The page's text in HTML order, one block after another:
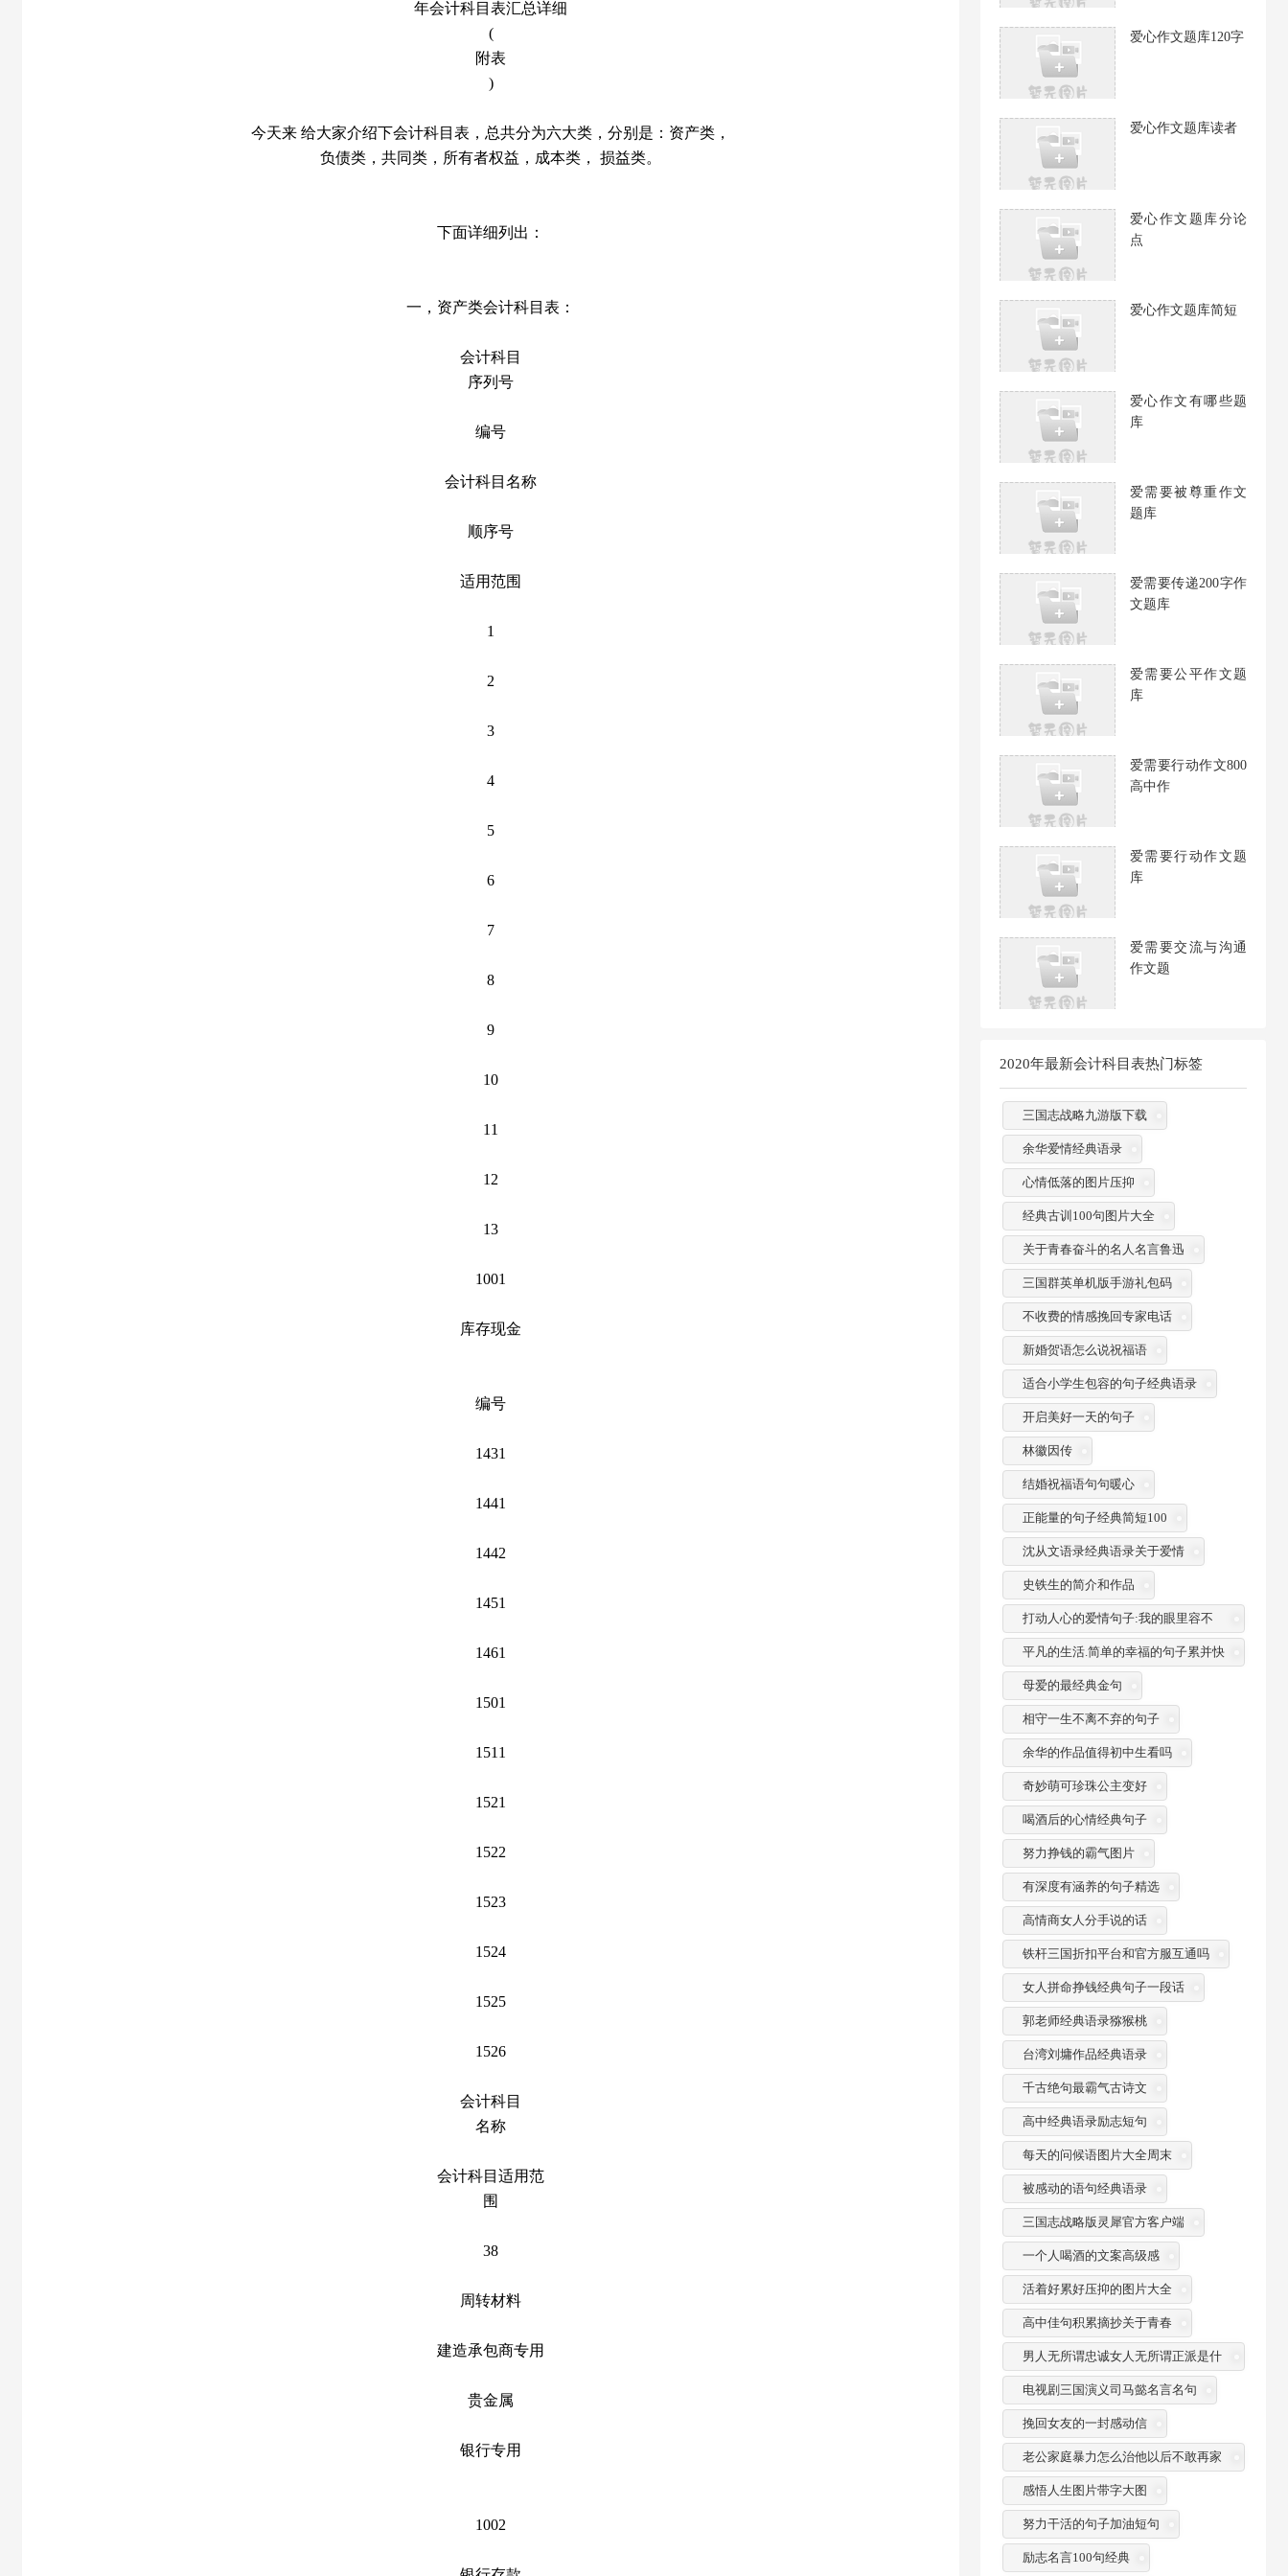
年会计科目表汇总详细
(
附表
)
今天来 给大家介绍下会计科目表，总共分为六大类，分别是：资产类，
负债类，共同类，所有者权益，成本类， 损益类。
下面详细列出：
一，资产类会计科目表：
会计科目
序列号
编号
会计科目名称
顺序号
适用范围
1
2
3
4
5
6
7
8
9
10
11
12
13
1001
库存现金
编号
1431
1441
1442
1451
1461
1501
1511
1521
1522
1523
1524
1525
1526
会计科目
名称
会计科目适用范
围
38
周转材料
建造承包商专用
贵金属
银行专用
1002
爱心作文题库120字
爱心作文题库读者
爱心作文题库分论
点
爱心作文题库简短
爱心作文有哪些题
库
爱需要被尊重作文
题库
爱需要传递200字作
文题库
爱需要公平作文题
库
爱需要行动作文800
高中作
爱需要行动作文题
库
爱需要交流与沟通
作文题
2020年最新会计科目表热门标签
三国志战略九游版下载
余华爱情经典语录
心情低落的图片压抑
经典古训100句图片大全
关于青春奋斗的名人名言鲁迅
三国群英单机版手游礼包码
不收费的情感挽回专家电话
新婚贺语怎么说祝福语
适合小学生包容的句子经典语录
开启美好一天的句子
林徽因传
结婚祝福语句句暖心
正能量的句子经典简短100
沈从文语录经典语录关于爱情
史铁生的简介和作品
打动人心的爱情句子:我的眼里容不
了一粒沙
平凡的生活.简单的幸福的句子累并快
乐着
母爱的最经典金句
相守一生不离不弃的句子
余华的作品值得初中生看吗
奇妙萌可珍珠公主变好
喝酒后的心情经典句子
努力挣钱的霸气图片
有深度有涵养的句子精选
高情商女人分手说的话
铁杆三国折扣平台和官方服互通吗
女人拼命挣钱经典句子一段话
郭老师经典语录猕猴桃
台湾刘墉作品经典语录
千古绝句最霸气古诗文
高中经典语录励志短句
每天的问候语图片大全周末
被感动的语句经典语录
三国志战略版灵犀官方客户端
一个人喝酒的文案高级感
活着好累好压抑的图片大全
高中佳句积累摘抄关于青春
男人无所谓忠诚女人无所谓正派是什
么意思
电视剧三国演义司马懿名言名句
挽回女友的一封感动信
老公家庭暴力怎么治他以后不敢再家
暴
感悟人生图片带字大图
努力干活的句子加油短句
励志名言100句经典